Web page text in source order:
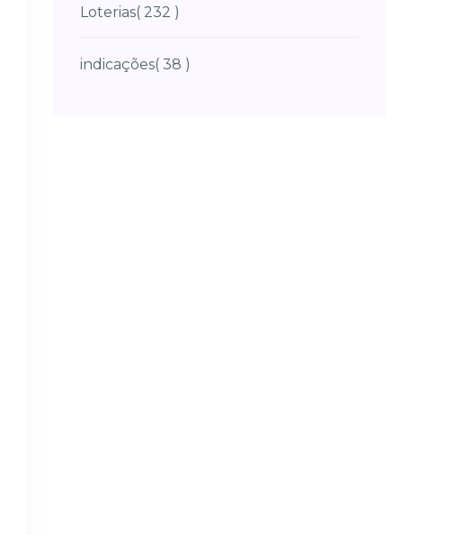
Loterias( 232 )
indicações( 38 )